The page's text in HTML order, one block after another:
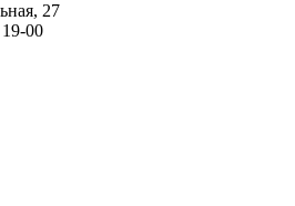
27
00